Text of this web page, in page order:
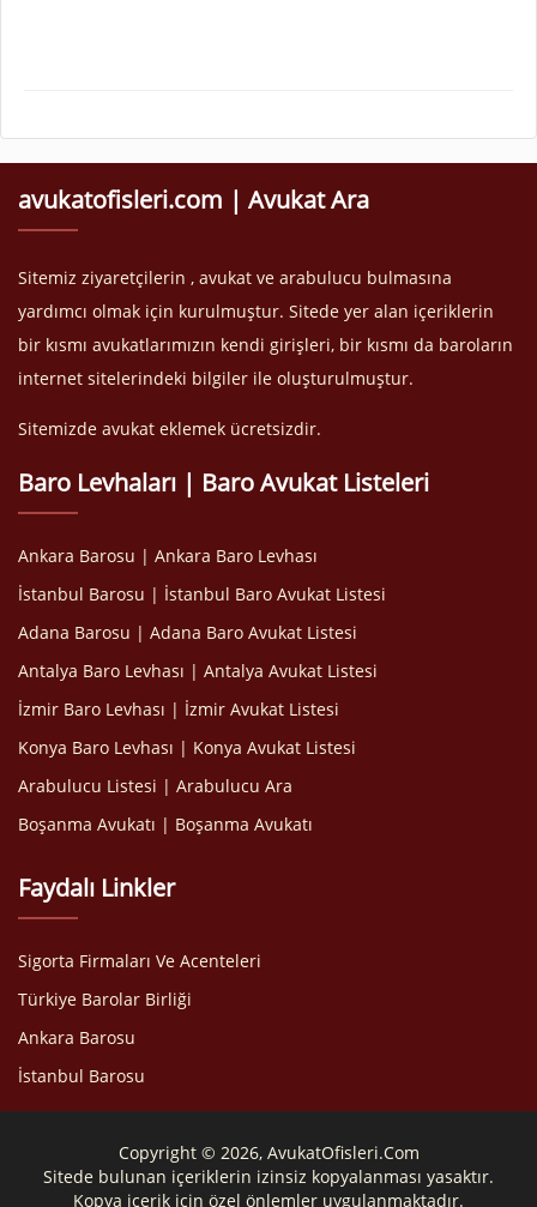
avukatofisleri.com | Avukat Ara
Sitemiz ziyaretçilerin , avukat ve arabulucu bulmasına
yardımcı olmak için kurulmuştur. Sitede yer alan içeriklerin
bir kısmı avukatlarımızın kendi girişleri, bir kısmı da baroların
internet sitelerindeki bilgiler ile oluşturulmuştur.
Sitemizde avukat eklemek ücretsizdir.
Baro Levhaları | Baro Avukat Listeleri
Ankara Barosu | Ankara Baro Levhası
İstanbul Barosu | İstanbul Baro Avukat Listesi
Adana Barosu | Adana Baro Avukat Listesi
Antalya Baro Levhası | Antalya Avukat Listesi
İzmir Baro Levhası | İzmir Avukat Listesi
Konya Baro Levhası | Konya Avukat Listesi
Arabulucu Listesi | Arabulucu Ara
Boşanma Avukatı | Boşanma Avukatı
Faydalı Linkler
Sigorta Firmaları Ve Acenteleri
Türkiye Barolar Birliği
Ankara Barosu
İstanbul Barosu
Copyright © 2026, AvukatOfisleri.Com
Sitede bulunan içeriklerin izinsiz kopyalanması yasaktır.
Kopya içerik için özel önlemler uygulanmaktadır.